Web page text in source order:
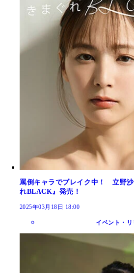
罵倒キャラでブレイク中！ 立野
れBLACK』発売！
2025年03月18日 18:00
イベント・リ